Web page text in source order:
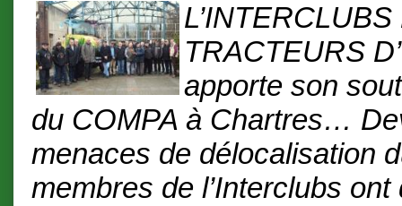
TRACTEURS
apporte son
du COMPA à Chartres…
menaces de délocalisation
membres de l’Interclubs ont